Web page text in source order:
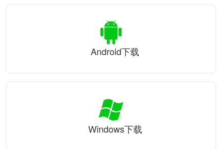
Android下载
Windows下载